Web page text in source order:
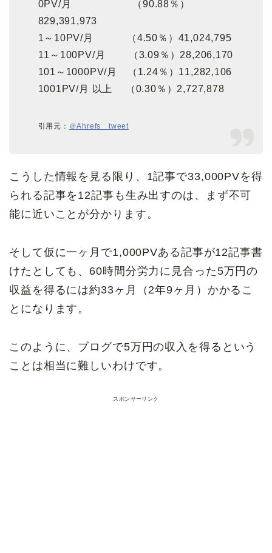
0PV/月 （90.88％）
829,391,973
1～10PV/月 （4.50％）41,024,795
11～100PV/月 （3.09％）28,206,170
101～1000PV/月 （1.24％）11,282,106
1001PV/月 以上 （0.30％）2,727,878
引用元： ＠Ahrefs tweet
こうした情報を見る限り、1記事で33,000PVを得
られる記事を12記事も生み出すのは、まず不可
能に近いことが分かります。
そして仮に一ヶ月で1,000PVある記事が12記事書
けたとしても、60時間分労力に見合った5万円の
収益を得るには約33ヶ月（2年9ヶ月）かかるこ
とになります。
このように、ブログで5万円の収入を得るという
ことは相当に難しいわけです。
スポンサーリンク